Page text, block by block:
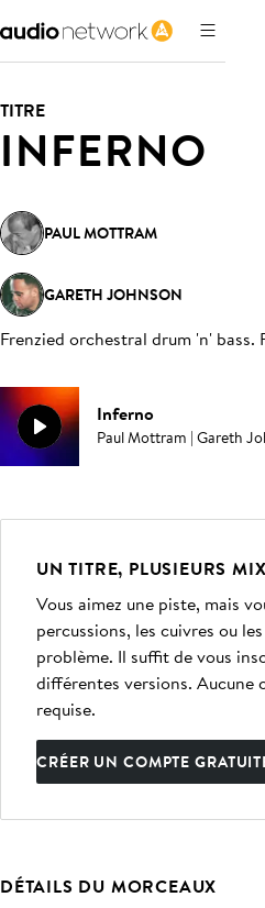
TITRE
INFERNO
PAUL MOTTRAM
GARETH JOHNSON
Frenzied orchestral drum 'n' bass.
Inferno
Paul Mottram | Gareth
UN TITRE, PLUSIEURS MIX
Vous aimez une piste, mais
percussions, les cuivres ou
problème. Il suffit de vous
différentes versions. Aucune
requise.
CRÉER UN COMPTE
DÉTAILS DU MORCEAUX